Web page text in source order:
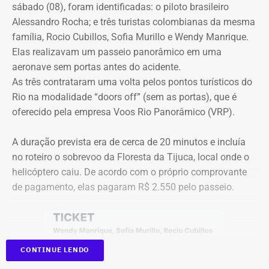
R$ 16,9 milhões publicado esta semana, foi notificado a
apresentar defesa no processo do TCE.
Diferença de processos
Vale ressaltar que, diferentemente da Concorrência nº
041/2025 que foi objeto de determinação de anulação
pelo TCE, o aditivo recém-publicado é referente a um
procedimento licitatório anterior: a Concorrência SRP nº
036/2022.
Ainda que se trate de licitações distintas, a manutenção
Geo Ambiental Empreendimentos LTDA ocorrem
exatamente no momento em que a conduta da Secretaria
de Obras e os contratos de aluguel de maquinário pesado
que antecedem o debate até a transmissão ao vivo.
Com tradição na realização de debates eleitorais, a Band
promove o encontro como um espaço para o confronto
de ideias e para que os eleitores conheçam as propostas
dos candidatos. A mediação será da jornalista Adriana
Araújo.
Como vai ser o debate
O formato do debate consiste em três blocos de
perguntas e respostas, confrontos diretos entre os
participantes e espaço para considerações finais.
A ordem das perguntas será definida por sorteio, e o
mediador apenas fará a condução do debate. Esgotados
os tempos de cada candidato, o áudio do microfone será
sábado (08), foram identificadas: o piloto brasileiro
Alessandro Rocha; e três turistas colombianas da mesma
família, Rocio Cubillos, Sofia Murillo e Wendy Manrique.
Elas realizavam um passeio panorâmico em uma
aeronave sem portas antes do acidente.
As três contrataram uma volta pelos pontos turísticos do
Rio na modalidade “doors off” (sem as portas), que é
oferecido pela empresa Voos Rio Panorâmico (VRP).
A duração prevista era de cerca de 20 minutos e incluía
no roteiro o sobrevoo da Floresta da Tijuca, local onde o
helicóptero caiu. De acordo com o próprio comprovante
de pagamento, elas pagaram R$ 2.550 pelo passeio.
CONTINUE LENDO